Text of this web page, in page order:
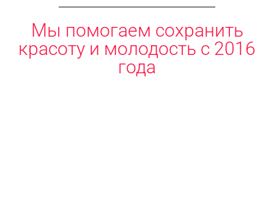
Мы помогаем сохранить
красоту и молодость с 2016
года